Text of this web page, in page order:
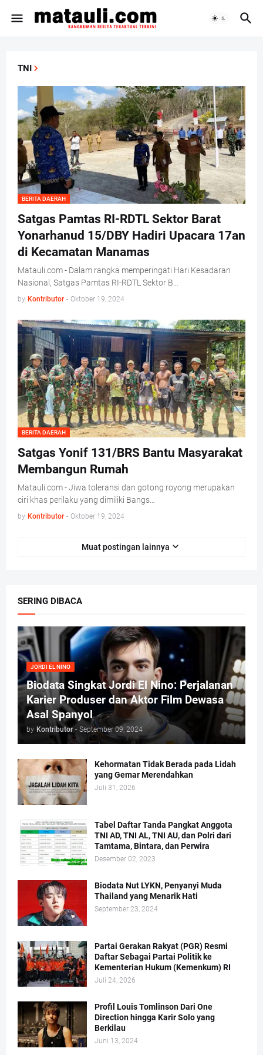
TNI
BERITA DAERAH
Satgas Pamtas RI-RDTL Sektor Barat
Yonarhanud 15/DBY Hadiri Upacara 17an
di Kecamatan Manamas
Matauli.com - Dalam rangka memperingati Hari Kesadaran
Nasional, Satgas Pamtas RI-RDTL Sektor B…
by Kontributor - Oktober 19, 2024
BERITA DAERAH
Satgas Yonif 131/BRS Bantu Masyarakat
Membangun Rumah
Matauli.com - Jiwa toleransi dan gotong royong merupakan
ciri khas perilaku yang dimiliki Bangs…
by Kontributor - Oktober 19, 2024
Muat postingan lainnya
SERING DIBACA
JORDI EL NINO
Biodata Singkat Jordi El Nino: Perjalanan
Karier Produser dan Aktor Film Dewasa
Asal Spanyol
by Kontributor - September 09, 2024
Kehormatan Tidak Berada pada Lidah
yang Gemar Merendahkan
Juli 31, 2026
Tabel Daftar Tanda Pangkat Anggota
TNI AD, TNI AL, TNI AU, dan Polri dari
Tamtama, Bintara, dan Perwira
Desember 02, 2023
Biodata Nut LYKN, Penyanyi Muda
Thailand yang Menarik Hati
September 23, 2024
Partai Gerakan Rakyat (PGR) Resmi
Daftar Sebagai Partai Politik ke
Kementerian Hukum (Kemenkum) RI
Juli 24, 2026
Profil Louis Tomlinson Dari One
Direction hingga Karir Solo yang
Berkilau
Juni 13, 2024